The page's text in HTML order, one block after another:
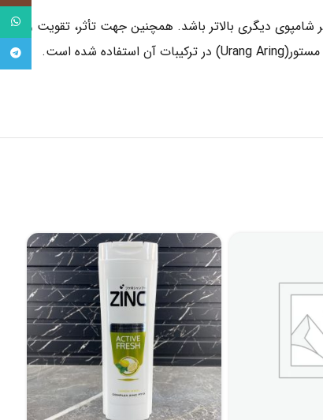
ديگرى بالاتر باشد. همچنین جهت تأثر، تقويت و
ترميم هرچه بيشتر شامپو زينک از گياهانى بسيار با ارزش، درمانى و كم ياب همچون جنسينگ ، جينكو بيلوبا(Ginkgo Biloba) چاى سبز، نعنا و مستور(Urang Aring) در تركيبات آن استفاده شده است.